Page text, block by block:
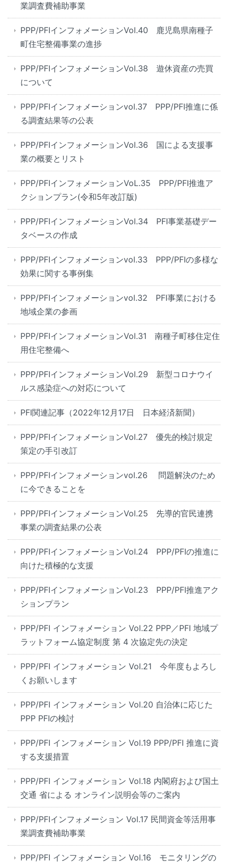
業調査費補助事業
PPP/PFIインフォメーションVol.40 鹿児島県南種子
町住宅整備事業の進捗
PPP/PFIインフォメーションVol.38 遊休資産の売買
について
PPP/PFIインフォメーションvol.37 PPP/PFI推進に係
る調査結果等の公表
PPP/PFIインフォメーションVol.36 国による支援事
業の概要とリスト
PPP/PFIインフォメーションVoL.35 PPP/PFI推進ア
クションプラン(令和5年改訂版)
PPP/PFIインフォメーションVol.34 PFI事業基礎デー
タベースの作成
PPP/PFIインフォメーションvol.33 PPP/PFIの多様な
効果に関する事例集
PPP/PFIインフォメーションvol.32 PFI事業における
地域企業の参画
PPP/PFIインフォメーションVol.31 南種子町移住定住
用住宅整備へ
PPP/PFIインフォメーションVol.29 新型コロナウイ
ルス感染症への対応について
PFI関連記事（2022年12月17日 日本経済新聞）
PPP/PFIインフォメーションVol.27 優先的検討規定
策定の手引改訂
PPP/PFIインフォメーションvol.26 問題解決のため
に今できることを
PPP/PFIインフォメーションVol.25 先導的官民連携
事業の調査結果の公表
PPP/PFIインフォメーションVoI.24 PPP/PFIの推進に
向けた積極的な支援
PPP/PFIインフォメーションVol.23 PPP/PFI推進アク
ションプラン
PPP/PFI インフォメーション Vol.22 PPP／PFI 地域プ
ラットフォーム協定制度 第 4 次協定先の決定
PPP/PFI インフォメーション Vol.21 今年度もよろし
くお願いします
PPP/PFI インフォメーション Vol.20 自治体に応じた
PPP PFIの検討
PPP/PFI インフォメーション Vol.19 PPP/PFI 推進に資
する支援措置
PPP/PFI インフォメーション Vol.18 内閣府および国土
交通 省による オンライン説明会等のご案内
PPP/PFIインフォメーション Vol.17 民間資金等活用事
業調査費補助事業
PPP/PFI インフォメーション Vol.16 モニタリングの